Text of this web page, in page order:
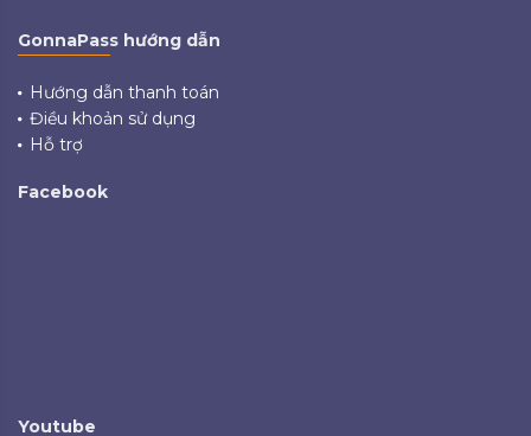
GonnaPass hướng dẫn
Hướng dẫn thanh toán
Điều khoản sử dụng
Hỗ trợ
Facebook
Youtube